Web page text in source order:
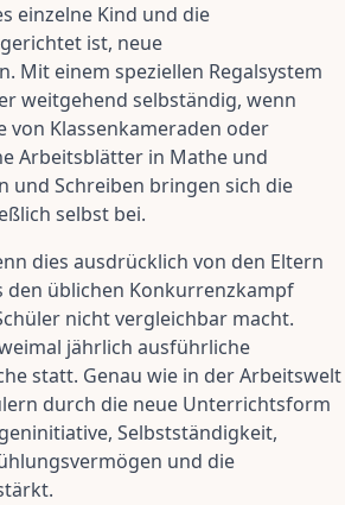
einzelne Kind und die
ist, neue
Mit einem speziellen Regalsystem
weitgehend selbständig, wenn
Klassenkameraden oder
Arbeitsblätter in Mathe und
und Schreiben bringen sich die
selbst bei.
dies ausdrücklich von den Eltern
den üblichen Konkurrenzkampf
nicht vergleichbar macht.
jährlich ausführliche
statt. Genau wie in der Arbeitswelt
durch die neue Unterrichtsform
Selbstständigkeit,
und die